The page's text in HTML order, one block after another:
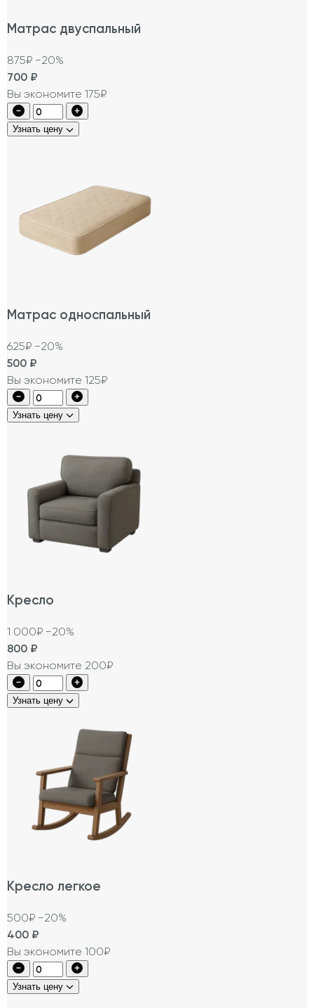
Матрас двуспальный
875₽ −20%
700 ₽
Вы экономите 175₽
Узнать цену
Матрас односпальный
625₽ −20%
500 ₽
Вы экономите 125₽
Узнать цену
Кресло
1 000₽ −20%
800 ₽
Вы экономите 200₽
Узнать цену
Кресло легкое
500₽ −20%
400 ₽
Вы экономите 100₽
Узнать цену